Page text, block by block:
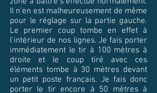
Il n’en est malheureusement de même
pour le réglage sur la partie gauche.
Le premier coup tombe en effet à
l’intérieur de nos lignes. Je fais porter
immédiatement le tir à 100 mètres à
droite et le coup tiré avec ces
éléments tombe à 30 mètres devant
un petit poste français. Je fais donc
porter le tir encore à 50 mètres à